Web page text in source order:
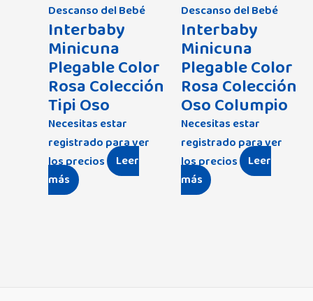
Descanso del Bebé
Interbaby
Minicuna
Plegable Color
Rosa Colección
Tipi Oso
Necesitas estar
registrado para ver
los precios
Leer
más
Descanso del Bebé
Interbaby
Minicuna
Plegable Color
Rosa Colección
Oso Columpio
Necesitas estar
registrado para ver
los precios
Leer
más